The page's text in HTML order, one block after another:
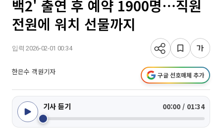
백2' 출연 후 예약 1900명⋯직원
전원에 워치 선물까지
입력 2026-02-01 00:34
한은수 객원기자 구글 선호매체 추가
기사 듣기 00:00 / 01:34